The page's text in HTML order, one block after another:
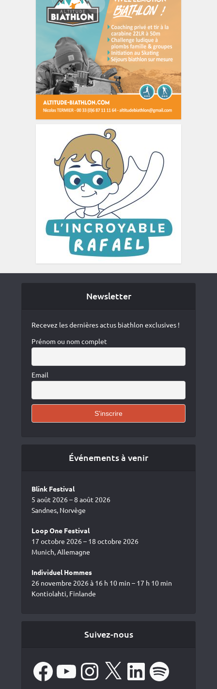
Newsletter
Recevez les dernières actus biathlon exclusives !
Prénom ou nom complet
Email
Événements à venir
Blink Festival
5 août 2026 – 8 août 2026
Sandnes, Norvège
Loop One Festival
17 octobre 2026 – 18 octobre 2026
Munich, Allemagne
Individuel Hommes
26 novembre 2026 à 16 h 10 min – 17 h 10 min
Kontiolahti, Finlande
Suivez-nous
FacebookYouTube Instagram LinkedIn Spotify